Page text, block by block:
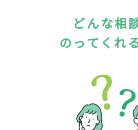
どんな相
のってくれ